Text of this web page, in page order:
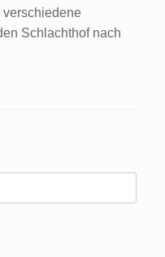
verschiedene
Schlachthof nach